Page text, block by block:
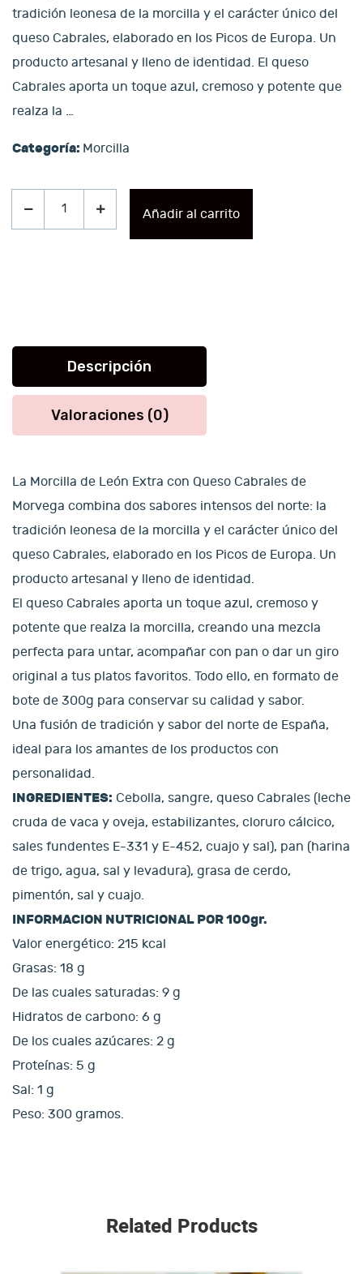
tradición leonesa de la morcilla y el carácter único del
queso Cabrales, elaborado en los Picos de Europa. Un
producto artesanal y lleno de identidad. El queso
Cabrales aporta un toque azul, cremoso y potente que
realza la …
Categoría: Morcilla
Añadir al carrito
Descripción
Valoraciones (0)
La Morcilla de León Extra con Queso Cabrales de
Morvega combina dos sabores intensos del norte: la
tradición leonesa de la morcilla y el carácter único del
queso Cabrales, elaborado en los Picos de Europa. Un
producto artesanal y lleno de identidad.
El queso Cabrales aporta un toque azul, cremoso y
potente que realza la morcilla, creando una mezcla
perfecta para untar, acompañar con pan o dar un giro
original a tus platos favoritos. Todo ello, en formato de
bote de 300g para conservar su calidad y sabor.
Una fusión de tradición y sabor del norte de España,
ideal para los amantes de los productos con
personalidad.
INGREDIENTES: Cebolla, sangre, queso Cabrales (leche
cruda de vaca y oveja, estabilizantes, cloruro cálcico,
sales fundentes E-331 y E-452, cuajo y sal), pan (harina
de trigo, agua, sal y levadura), grasa de cerdo,
pimentón, sal y cuajo.
INFORMACION NUTRICIONAL POR 100gr.
Valor energético: 215 kcal
Grasas: 18 g
De las cuales saturadas: 9 g
Hidratos de carbono: 6 g
De los cuales azúcares: 2 g
Proteínas: 5 g
Sal: 1 g
Peso: 300 gramos.
Related Products